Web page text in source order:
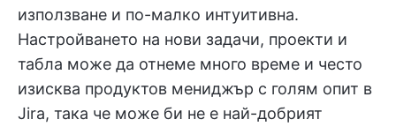
използване и по-малко интуитивна.
Настройването на нови задачи, проекти и
табла може да отнеме много време и често
изисква продуктов мениджър с голям опит в
Jira, така че може би не е най-добрият